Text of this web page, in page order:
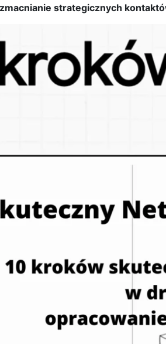
strategicznych